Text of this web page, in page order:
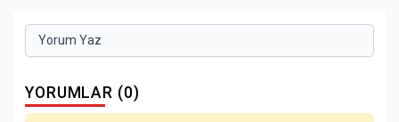
Yorum Yaz
YORUMLAR (0)